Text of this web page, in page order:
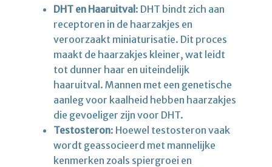
DHT en Haaruitval: DHT bindt zich aan
receptoren in de haarzakjes en
veroorzaakt miniaturisatie. Dit proces
maakt de haarzakjes kleiner, wat leidt
tot dunner haar en uiteindelijk
haaruitval. Mannen met een genetische
aanleg voor kaalheid hebben haarzakjes
die gevoeliger zijn voor DHT.
Testosteron: Hoewel testosteron vaak
wordt geassocieerd met mannelijke
kenmerken zoals spiergroei en